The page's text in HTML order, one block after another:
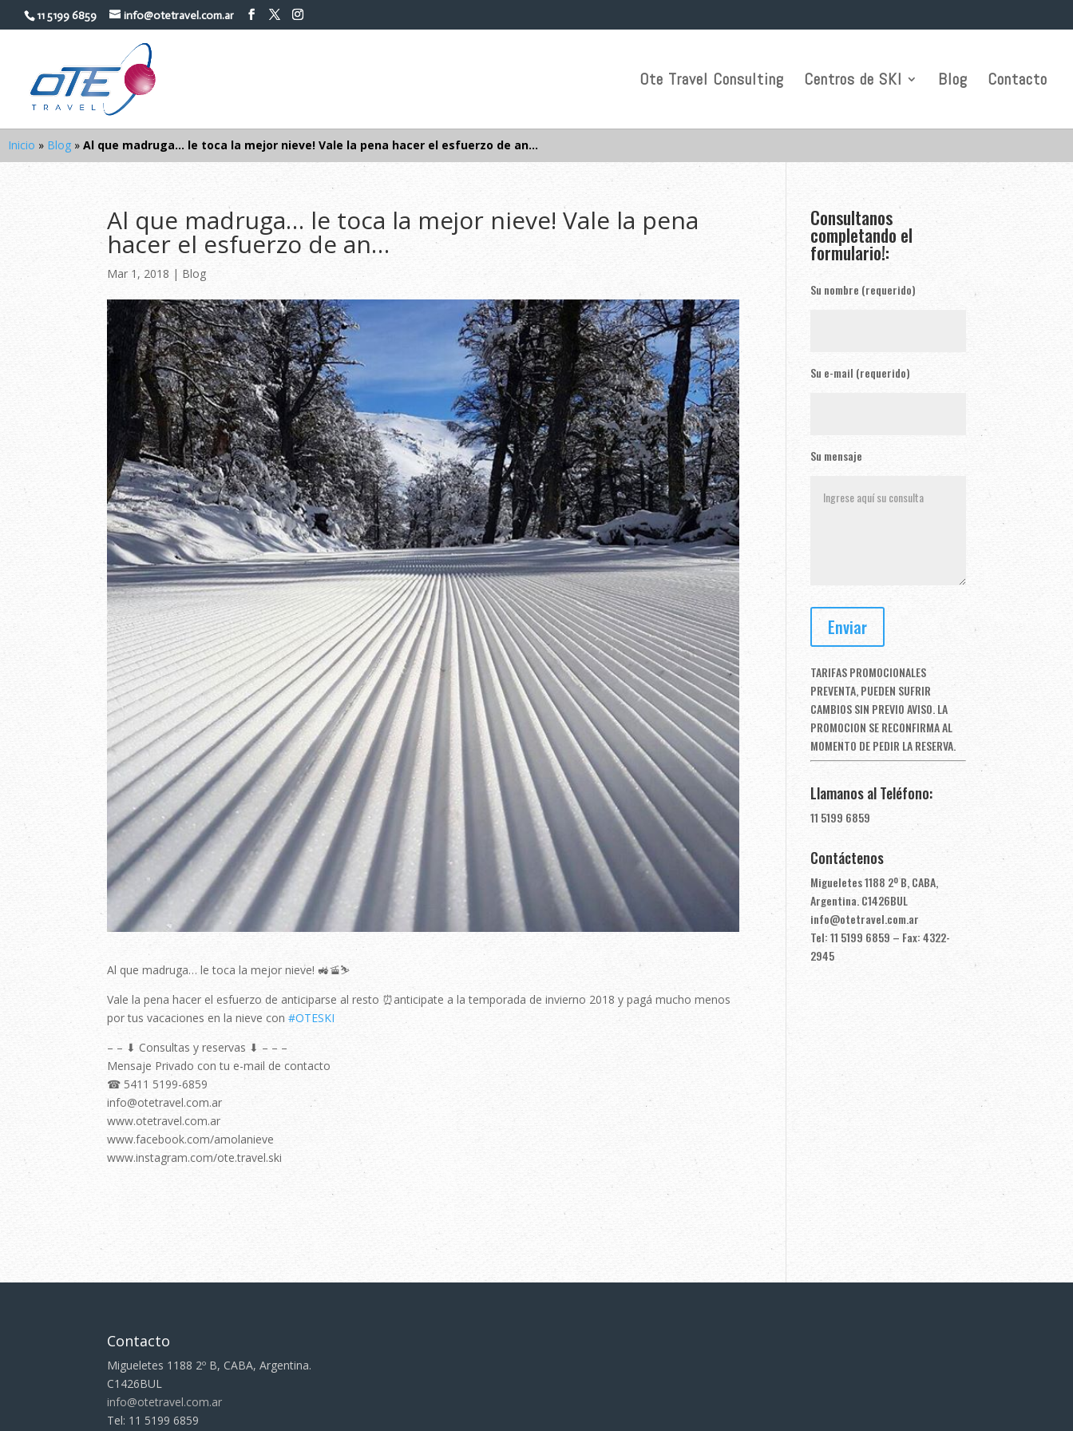
11 5199 6859 info@otetravel.com.ar
Ote Travel Consulting Centros de SKI Blog Contacto
Inicio » Blog » Al que madruga… le toca la mejor nieve! Vale la pena hacer el esfuerzo de an…
Al que madruga… le toca la mejor nieve! Vale la pena
hacer el esfuerzo de an…
Mar 1, 2018 | Blog
Al que madruga… le toca la mejor nieve! 🚜🚡⛷
Vale la pena hacer el esfuerzo de anticiparse al resto ⏰anticipate a la temporada de invierno 2018 y pagá mucho menos
por tus vacaciones en la nieve con#OTESKI
– – ⬇ Consultas y reservas ⬇ – – – ⠀⠀⠀
Mensaje Privado con tu e-mail de contacto⠀⠀⠀
☎ 5411 5199-6859⠀⠀
info@otetravel.com.ar⠀⠀⠀
www.otetravel.com.ar⠀⠀⠀
www.facebook.com/amolanieve ⠀⠀⠀
www.instagram.com/ote.travel.ski⠀
Consultanos
completando el
formulario!:
Su nombre (requerido)
Su e-mail (requerido)
Su mensaje
TARIFAS PROMOCIONALES
PREVENTA, PUEDEN SUFRIR
CAMBIOS SIN PREVIO AVISO. LA
PROMOCION SE RECONFIRMA AL
MOMENTO DE PEDIR LA RESERVA.
Llamanos al Teléfono:
11 5199 6859
Contáctenos
Migueletes 1188 2º B, CABA,
Argentina. C1426BUL
info@otetravel.com.ar
Tel: 11 5199 6859 – Fax: 4322-
2945
Contacto
Migueletes 1188 2º B, CABA, Argentina.
C1426BUL
info@otetravel.com.ar
Tel: 11 5199 6859